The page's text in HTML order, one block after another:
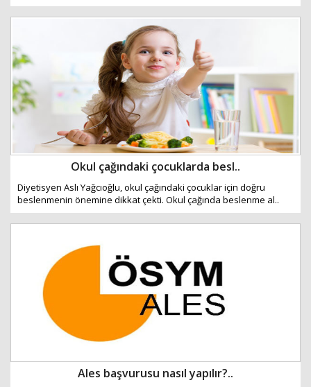
Okul çağındaki çocuklarda besl..
Diyetisyen Aslı Yağcıoğlu, okul çağındaki çocuklar için doğru
beslenmenin önemine dikkat çekti. Okul çağında beslenme al..
Ales başvurusu nasıl yapılır?..